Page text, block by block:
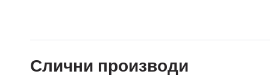
Слични производи